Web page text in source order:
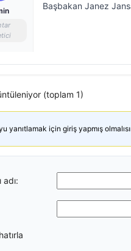
Başbakan Janez
(toplam 1)
yanıtlamak için giriş yapmış
adı: